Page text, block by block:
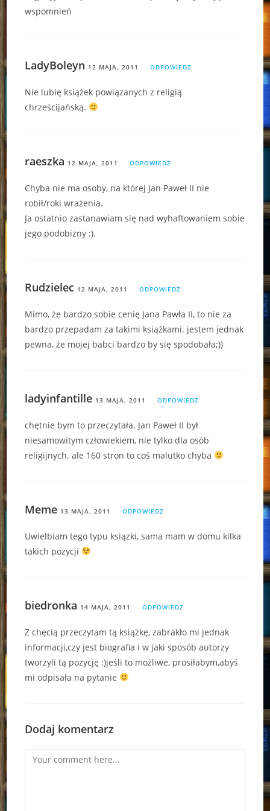
wspomnień
LadyBoleyn 12 MAJA, 2011 ODPOWIEDZ
Nie lubię książek powiązanych z religią
chrześcijańską.
raeszka 12 MAJA, 2011 ODPOWIEDZ
Chyba nie ma osoby, na której Jan Paweł II nie
robił/roki wrażenia.
Ja ostatnio zastanawiam się nad wyhaftowaniem sobie
jego podobizny :).
Rudzielec 12 MAJA, 2011 ODPOWIEDZ
Mimo, że bardzo sobie cenię Jana Pawła II, to nie za
bardzo przepadam za takimi książkami. jestem jednak
pewna, że mojej babci bardzo by się spodobała;))
ladyinfantille 13 MAJA, 2011 ODPOWIEDZ
chętnie bym to przeczytała. Jan Paweł II był
niesamowitym człowiekiem, nie tylko dla osób
religijnych. ale 160 stron to coś malutko chyba
Meme 13 MAJA, 2011 ODPOWIEDZ
Uwielbiam tego typu ksiązki, sama mam w domu kilka
takich pozycji
biedronka 14 MAJA, 2011 ODPOWIEDZ
Z chęcią przeczytam tą książkę, zabrakło mi jednak
informacji,czy jest biografia i w jaki sposób autorzy
tworzyli tą pozycję :)jeśli to możliwe, prosiłabym,abyś
mi odpisała na pytanie
Dodaj komentarz
Comment